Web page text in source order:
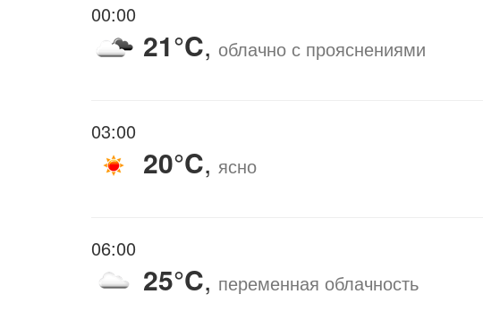
00:00
21°C, облачно с прояснениями
03:00
20°C, ясно
06:00
25°C, переменная облачность